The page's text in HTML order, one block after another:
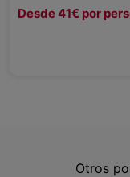
Desde 41€ por
Otros